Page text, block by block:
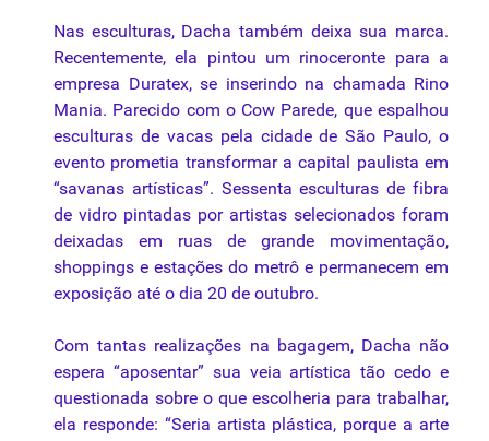
Nas esculturas, Dacha também deixasua marca.
Recentemente, ela pintou um rinoceronte para a
empresa Duratex, se inserindo na chamada Rino
Mania. Parecido com o Cow Parede, que espalhou
esculturas de vacas pela cidadede São Paulo, o
evento prometia transformar a capital paulista em
“savanas artísticas”. Sessenta esculturas de fibra
de vidro pintadas por artistas selecionados foram
deixadas em ruas de grande movimentação,
shoppings e estações do metrô e permanecem em
exposição até o dia 20 de outubro.
Com tantas realizações na bagagem, Dacha não
espera “aposentar” sua veia artística tão cedo e
questionada sobre o que escolheria para trabalhar,
ela responde: “Seria artista plástica, porque a arte